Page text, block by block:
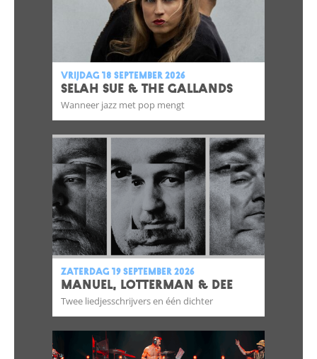
vrijdag 18 september 2026
SELAH SUE & THE GALLANDS
Wanneer jazz met pop mengt
zaterdag 19 september 2026
Manuel, Lotterman & Dee
Twee liedjesschrijvers en één dichter